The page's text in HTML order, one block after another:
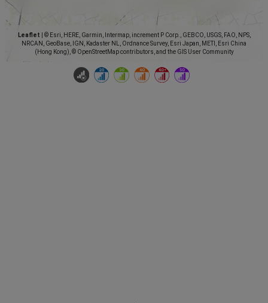
Leaflet
© Esri, HERE, Garmin, Intermap, increment P Corp., GEBCO, USGS, FAO, NPS,
NRCAN, GeoBase, IGN, Kadaster NL, Ordnance Survey, Esri Japan, METI, Esri China
(Hong Kong), © OpenStreetMap contributors, and the GIS User Community